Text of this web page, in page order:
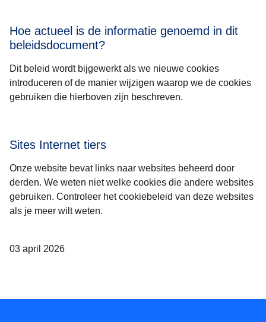
Hoe actueel is de informatie genoemd in dit
beleidsdocument?
Dit beleid wordt bijgewerkt als we nieuwe cookies
introduceren of de manier wijzigen waarop we de cookies
gebruiken die hierboven zijn beschreven.
Sites Internet tiers
Onze website bevat links naar websites beheerd door
derden. We weten niet welke cookies die andere websites
gebruiken. Controleer het cookiebeleid van deze websites
als je meer wilt weten.
03 april 2026